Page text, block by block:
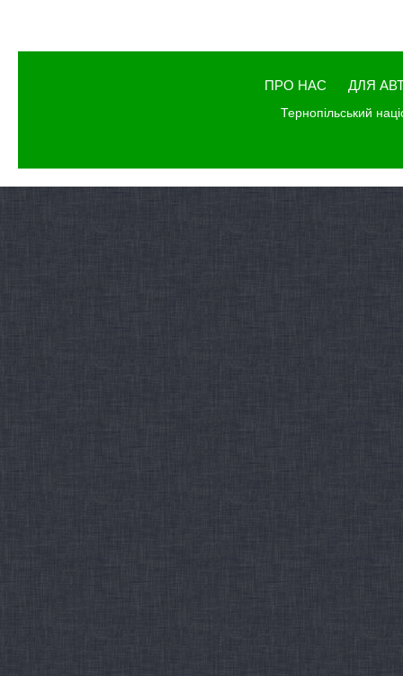
ПРО НАС ДЛЯ
Тернопільський